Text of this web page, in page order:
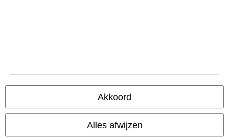
Akkoord
Alles afwijzen
© 1986-2026 Large Popmerchandising BV